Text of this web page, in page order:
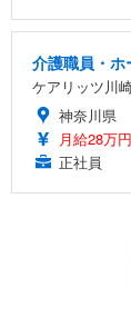
介護職員・
ケアリッツ川
神奈川県
月給28万
正社員